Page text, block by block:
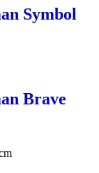
Symbol
Brave